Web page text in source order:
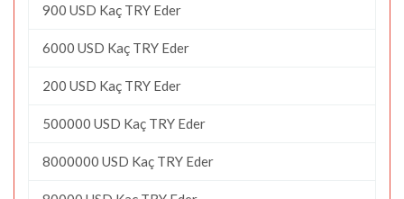
900 USD Kaç TRY Eder
6000 USD Kaç TRY Eder
200 USD Kaç TRY Eder
500000 USD Kaç TRY Eder
8000000 USD Kaç TRY Eder